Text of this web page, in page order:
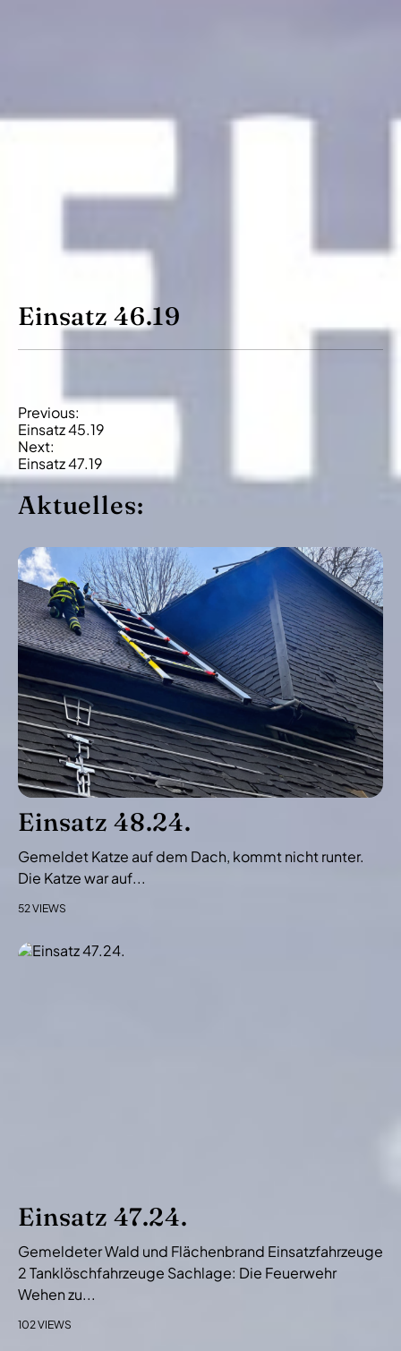
Einsatz 46.19
B
e
i
t
r
g
s
-
N
v
i
g
a
t
i
n
Previous:
Einsatz 45.19
Next:
Einsatz 47.19
Aktuelles:
Einsatz 48.24.
Gemeldet Katze auf dem Dach, kommt nicht runter.
Die Katze war auf...
52 VIEWS
Einsatz 47.24.
Gemeldeter Wald und Flächenbrand Einsatzfahrzeuge
2 Tanklöschfahrzeuge Sachlage: Die Feuerwehr
Wehen zu...
102 VIEWS